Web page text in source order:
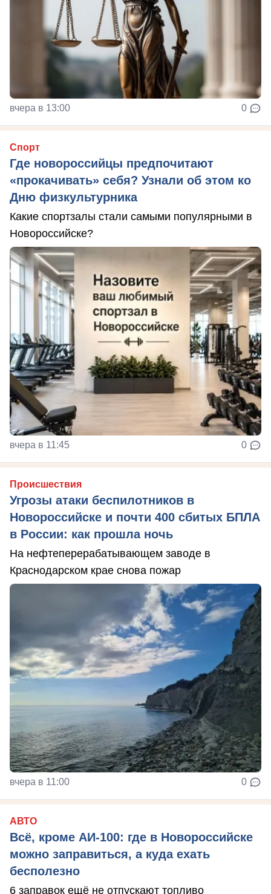
вчера в 13:00 0
Спорт
Где новороссийцы предпочитают
«прокачивать» себя? Узнали об этом ко
Дню физкультурника
Какие спортзалы стали самыми популярными в
Новороссийске?
вчера в 11:45 0
Происшествия
Угрозы атаки беспилотников в
Новороссийске и почти 400 сбитых БПЛА
в России: как прошла ночь
На нефтеперерабатывающем заводе в
Краснодарском крае снова пожар
вчера в 11:00 0
АВТО
Всё, кроме АИ-100: где в Новороссийске
можно заправиться, а куда ехать
бесполезно
6 заправок ещё не отпускают топливо